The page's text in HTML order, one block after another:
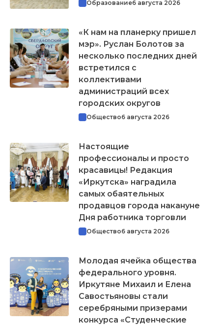
Образование6 августа 2026
«К нам на планерку пришел
мэр». Руслан Болотов за
несколько последних дней
встретился с
коллективами
администраций всех
городских округов
Общество6 августа 2026
Настоящие
профессионалы и просто
красавицы! Редакция
«Иркутска» наградила
самых обаятельных
продавцов города накануне
Дня работника торговли
Общество6 августа 2026
Молодая ячейка общества
федерального уровня.
Иркутяне Михаил и Елена
Савостьяновы стали
серебряными призерами
конкурса «Студенческие